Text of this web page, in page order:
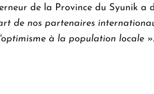
de la Province du Syunik a
de nos partenaires
à la population locale ».